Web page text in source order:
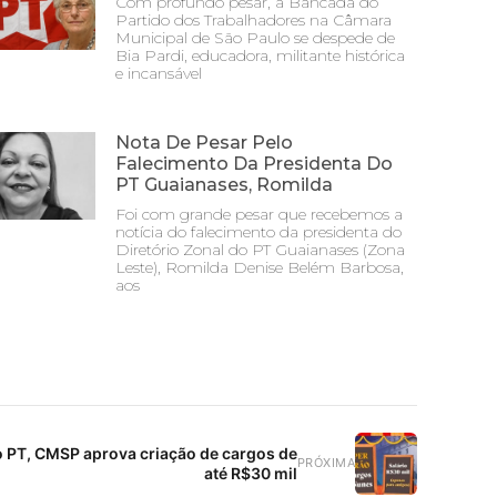
Partido dos Trabalhadores na Câmara
Municipal de São Paulo se despede de
Bia Pardi, educadora, militante histórica
e incansável
Nota De Pesar Pelo
Falecimento Da Presidenta Do
PT Guaianases, Romilda
Foi com grande pesar que recebemos a
notícia do falecimento da presidenta do
Diretório Zonal do PT Guaianases (Zona
Leste), Romilda Denise Belém Barbosa,
aos
PRÓXIMA
CMSP aprova criação de cargos de
até R$30 mil